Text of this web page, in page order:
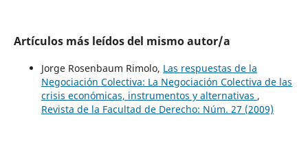
Artículos más leídos del mismo autor/a
Jorge Rosenbaum Rimolo, Las respuestas de la
Negociación Colectiva: La Negociación Colectiva de las
crisis económicas, instrumentos y alternativas ,
Revista de la Facultad de Derecho: Núm. 27 (2009)